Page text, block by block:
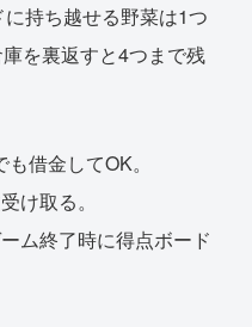
持ち越せる野菜は1つ
を裏返すと4つまで残
借金してOK。
け取る。
ム終了時に得点ボード